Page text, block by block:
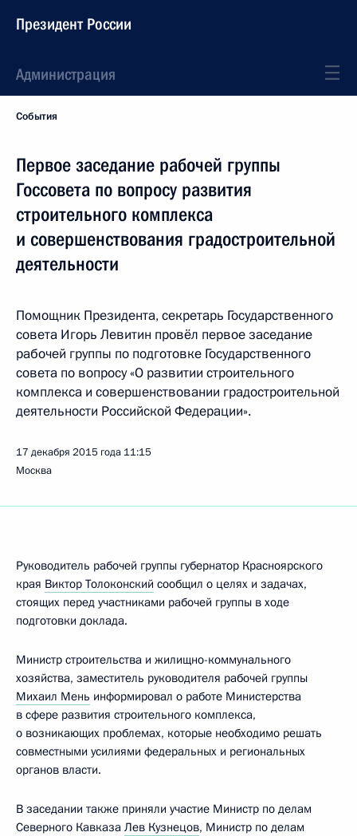
Президент России
Администрация
События
Первое заседание рабочей группы
Госсовета по вопросу развития
строительного комплекса
и совершенствования градостроительной
деятельности
Помощник Президента, секретарь Государственного
совета Игорь Левитин провёл первое заседание
рабочей группы по подготовке Государственного
совета по вопросу «О развитии строительного
комплекса и совершенствовании градостроительной
деятельности Российской Федерации».
17 декабря 2015 года 11:15
Москва
Руководитель рабочей группы губернатор Красноярского
края Виктор Толоконский сообщил о целях и задачах,
стоящих перед участниками рабочей группы в ходе
подготовки доклада.
Министр строительства и жилищно-коммунального
хозяйства, заместитель руководителя рабочей группы
Михаил Мень информировал о работе Министерства
в сфере развития строительного комплекса,
о возникающих проблемах, которые необходимо решать
совместными усилиями федеральных и региональных
органов власти.
В заседании также приняли участие Министр по делам
Северного Кавказа Лев Кузнецов, Министр по делам